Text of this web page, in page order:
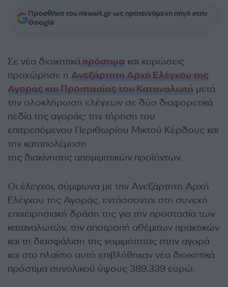
Προσθήκη του newsit.gr ως προτεινόμενη πηγή στην
Google
Σε νέα διοικητικά πρόστιμα και κυρώσεις
προχώρησε η Ανεξάρτητη Αρχή Ελέγχου της
Αγοράς και Προστασίας του Καταναλωτή μετά
την ολοκλήρωση ελέγχων σε δύο διαφορετικά
πεδία της αγοράς: την τήρηση του
επιτρεπόμενου Περιθωρίου Μικτού Κέρδους και
την καταπολέμηση
της διακίνησης απομιμητικών προϊόντων.
Οι έλεγχοι, σύμφωνα με την Ανεξάρτητη Αρχή
Ελέγχου της Αγοράς, εντάσσονται στη συνεχή
επιχειρησιακή δράση της για την προστασία των
καταναλωτών, την αποτροπή αθέμιτων πρακτικών
και τη διασφάλιση της νομιμότητας στην αγορά
και στο πλαίσιο αυτό επιβλήθηκαν νέα διοικητικά
πρόστιμα συνολικού ύψους 389.339 ευρώ.